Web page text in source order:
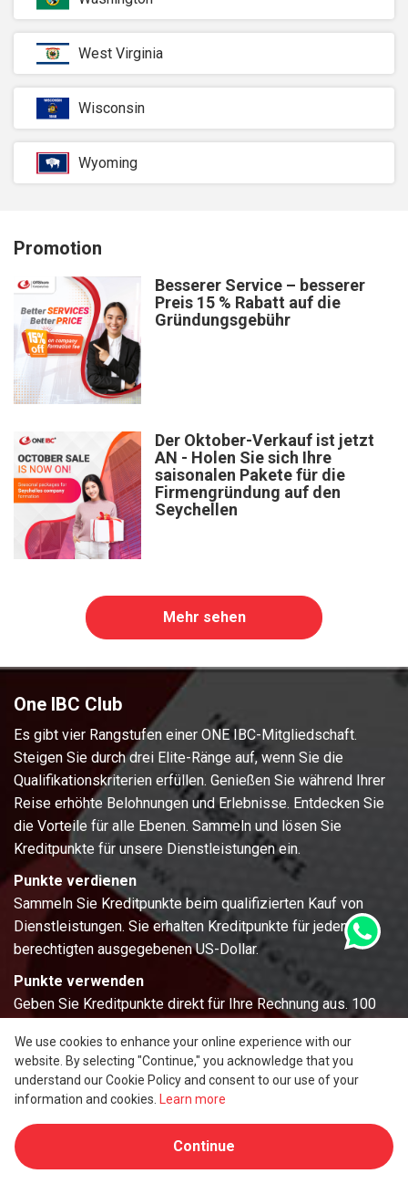
West Virginia
Wisconsin
Wyoming
Promotion
Besserer Service – besserer
Preis 15 % Rabatt auf die
Gründungsgebühr
Der Oktober-Verkauf ist jetzt
AN - Holen Sie sich Ihre
saisonalen Pakete für die
Firmengründung auf den
Seychellen
Mehr sehen
One IBC Club
Es gibt vier Rangstufen einer ONE IBC-Mitgliedschaft.
Steigen Sie durch drei Elite-Ränge auf, wenn Sie die
Qualifikationskriterien erfüllen. Genießen Sie während Ihrer
Reise erhöhte Belohnungen und Erlebnisse. Entdecken Sie
die Vorteile für alle Ebenen. Sammeln und lösen Sie
Kreditpunkte für unsere Dienstleistungen ein.
Punkte verdienen
Sammeln Sie Kreditpunkte beim qualifizierten Kauf von
Dienstleistungen. Sie erhalten Kreditpunkte für jeden
berechtigten ausgegebenen US-Dollar.
Punkte verwenden
Geben Sie Kreditpunkte direkt für Ihre Rechnung aus. 100
Alle Vorteile anzeigen
We use cookies to enhance your online experience with our
website. By selecting "Continue," you acknowledge that you
understand our Cookie Policy and consent to our use of your
information and cookies.
Learn more
Continue